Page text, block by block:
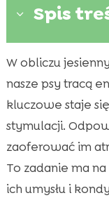
3 Spis
 Dlaczego
jesienią?
 Zabawy w
 Zajęcia na
dni
 Jak
W obliczu
nasze psy tracą
kluczowe staje
stymulacji.
zaoferować im
To zadanie ma
ich umysłu i